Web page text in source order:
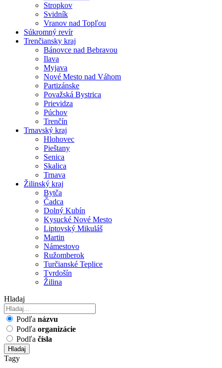
Stropkov
Svidník
Vranov nad Topľou
Súkromný revír
Trenčiansky kraj
Bánovce nad Bebravou
Ilava
Myjava
Nové Mesto nad Váhom
Partizánske
Považská Bystrica
Prievidza
Púchov
Trenčín
Trnavský kraj
Hlohovec
Pieštany
Senica
Skalica
Trnava
Žilinský kraj
Bytča
Čadca
Dolný Kubín
Kysucké Nové Mesto
Liptovský Mikuláš
Martin
Námestovo
Ružomberok
Turčianské Teplice
Tvrdošín
Žilina
Hladaj
Podľa názvu
Podľa organizácie
Podľa čísla
Hladaj
Tagy